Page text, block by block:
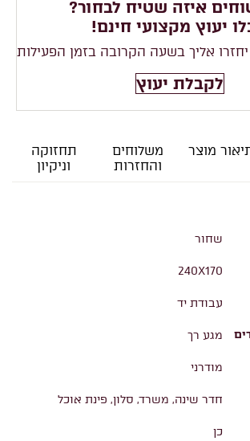
איזה שטיח לבחור?
יעוץ מקצועי חינם!
יחזרו אליך בשעה הקרובה בזמן הפעילות
לקבלת יעוץ
מוצר
משלוחים
והחזרות
תחזוקה
וניקיון
שחור
240X170
עבודת יד
מגע רך
מודרני
חדר שינה, משרד, סלון, פינת אוכל
כן